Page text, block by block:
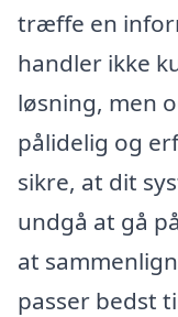
træffe en
handler ikke
løsning, men
pålidelig og
sikre, at dit
undgå at gå
at
passer bedst